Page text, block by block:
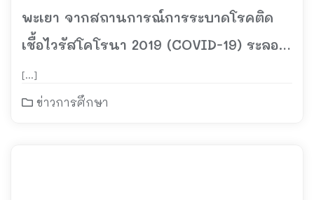
พะเยา จากสถานการณ์การระบาดโรคติด
เชื้อไวรัสโคโรนา 2019 (COVID-19) ระลอก
ที่ 2
[…]
ข่าวการศึกษา